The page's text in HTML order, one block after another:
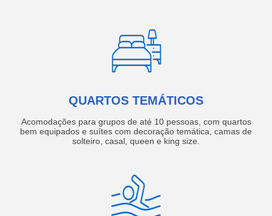
QUARTOS TEMÁTICOS
Acomodações para grupos de até 10 pessoas, com quartos
bem equipados e suítes com decoração temática, camas de
solteiro, casal, queen e king size.